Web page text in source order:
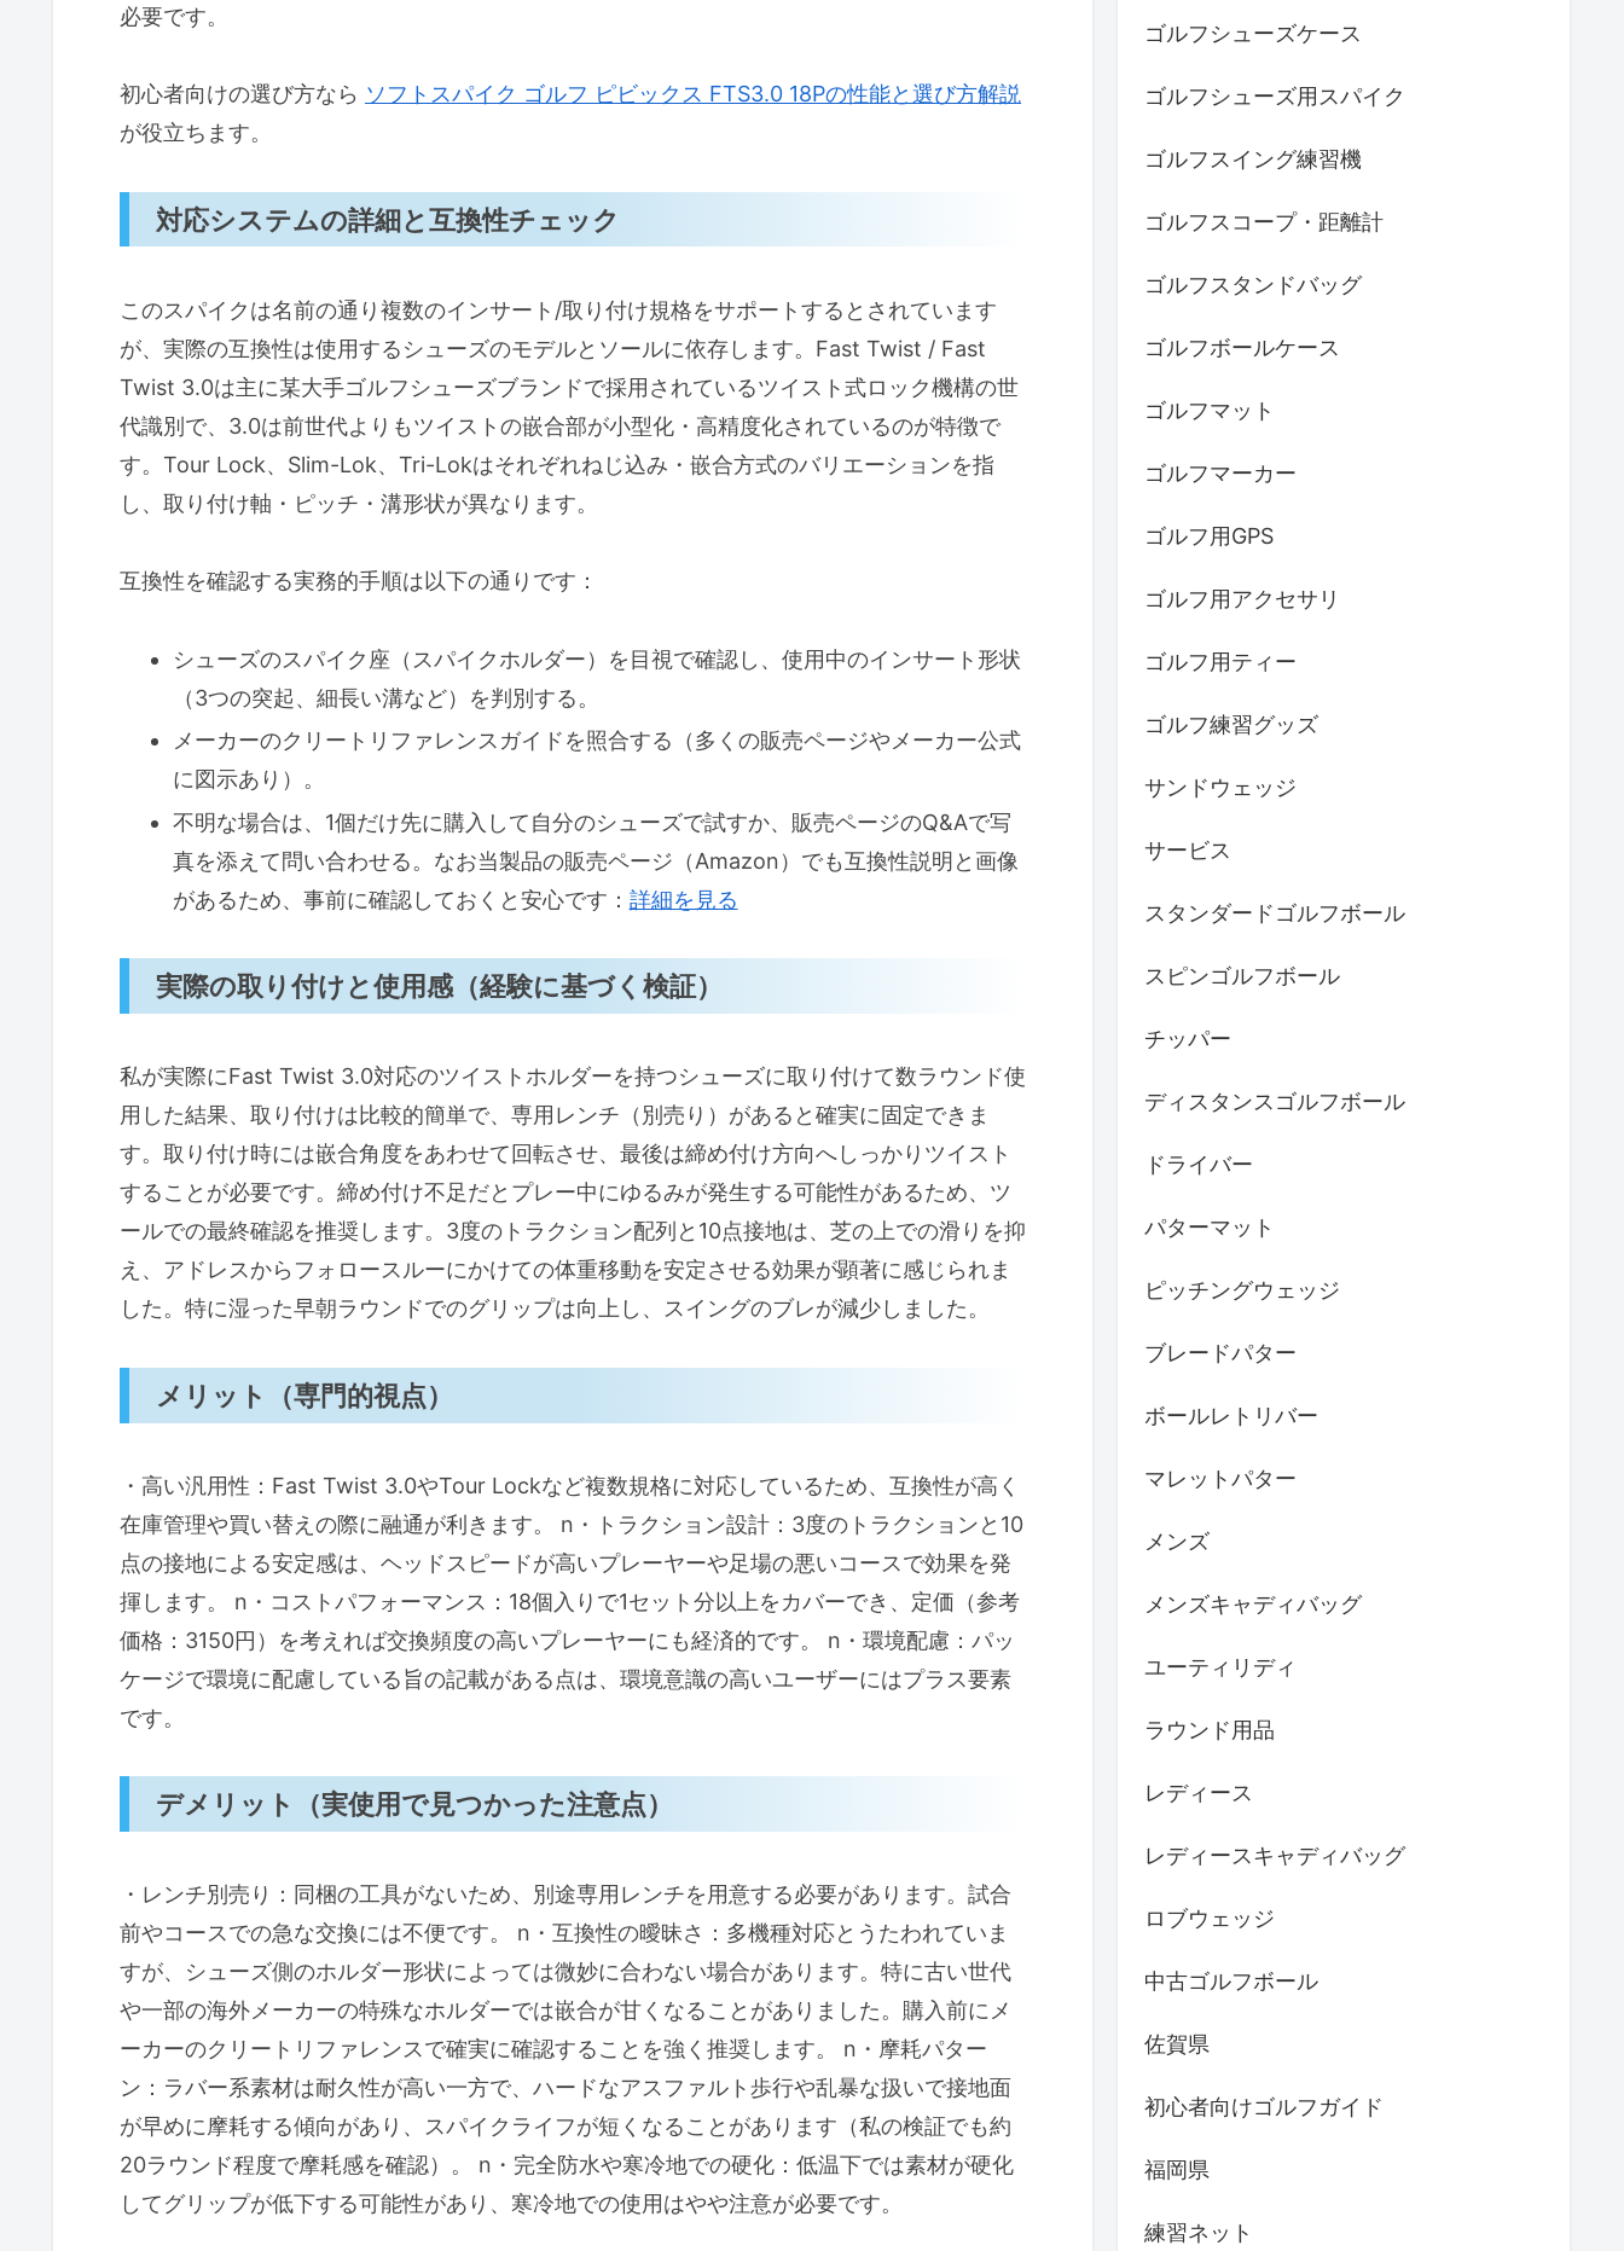
必要です。
初心者向けの選び方なら ソフトスパイク ゴルフ ピビックス FTS3.0 18Pの性能と選び方解説
が役立ちます。
対応システムの詳細と互換性チェック
このスパイクは名前の通り複数のインサート/取り付け規格をサポートするとされています
が、実際の互換性は使用するシューズのモデルとソールに依存します。Fast Twist / Fast
Twist 3.0は主に某大手ゴルフシューズブランドで採用されているツイスト式ロック機構の世
代識別で、3.0は前世代よりもツイストの嵌合部が小型化・高精度化されているのが特徴で
す。Tour Lock、Slim-Lok、Tri-Lokはそれぞれねじ込み・嵌合方式のバリエーションを指
し、取り付け軸・ピッチ・溝形状が異なります。
互換性を確認する実務的手順は以下の通りです：
シューズのスパイク座（スパイクホルダー）を目視で確認し、使用中のインサート形状
（3つの突起、細長い溝など）を判別する。
メーカーのクリートリファレンスガイドを照合する（多くの販売ページやメーカー公式
に図示あり）。
不明な場合は、1個だけ先に購入して自分のシューズで試すか、販売ページのQ&Aで写
真を添えて問い合わせる。なお当製品の販売ページ（Amazon）でも互換性説明と画像
があるため、事前に確認しておくと安心です： 詳細を見る
実際の取り付けと使用感（経験に基づく検証）
私が実際にFast Twist 3.0対応のツイストホルダーを持つシューズに取り付けて数ラウンド使
用した結果、取り付けは比較的簡単で、専用レンチ（別売り）があると確実に固定できま
す。取り付け時には嵌合角度をあわせて回転させ、最後は締め付け方向へしっかりツイスト
することが必要です。締め付け不足だとプレー中にゆるみが発生する可能性があるため、ツ
ールでの最終確認を推奨します。3度のトラクション配列と10点接地は、芝の上での滑りを抑
え、アドレスからフォロースルーにかけての体重移動を安定させる効果が顕著に感じられま
した。特に湿った早朝ラウンドでのグリップは向上し、スイングのブレが減少しました。
メリット（専門的視点）
・高い汎用性：Fast Twist 3.0やTour Lockなど複数規格に対応しているため、互換性が高く
在庫管理や買い替えの際に融通が利きます。 n・トラクション設計：3度のトラクションと10
点の接地による安定感は、ヘッドスピードが高いプレーヤーや足場の悪いコースで効果を発
揮します。 n・コストパフォーマンス：18個入りで1セット分以上をカバーでき、定価（参考
価格：3150円）を考えれば交換頻度の高いプレーヤーにも経済的です。 n・環境配慮：パッ
ケージで環境に配慮している旨の記載がある点は、環境意識の高いユーザーにはプラス要素
です。
デメリット（実使用で見つかった注意点）
・レンチ別売り：同梱の工具がないため、別途専用レンチを用意する必要があります。試合
前やコースでの急な交換には不便です。 n・互換性の曖昧さ：多機種対応とうたわれていま
すが、シューズ側のホルダー形状によっては微妙に合わない場合があります。特に古い世代
や一部の海外メーカーの特殊なホルダーでは嵌合が甘くなることがありました。購入前にメ
ーカーのクリートリファレンスで確実に確認することを強く推奨します。 n・摩耗パター
ン：ラバー系素材は耐久性が高い一方で、ハードなアスファルト歩行や乱暴な扱いで接地面
が早めに摩耗する傾向があり、スパイクライフが短くなることがあります（私の検証でも約
20ラウンド程度で摩耗感を確認）。 n・完全防水や寒冷地での硬化：低温下では素材が硬化
してグリップが低下する可能性があり、寒冷地での使用はやや注意が必要です。
ゴルフシューズケース
ゴルフシューズ用スパイク
ゴルフスイング練習機
ゴルフスコープ・距離計
ゴルフスタンドバッグ
ゴルフボールケース
ゴルフマット
ゴルフマーカー
ゴルフ用GPS
ゴルフ用アクセサリ
ゴルフ用ティー
ゴルフ練習グッズ
サンドウェッジ
サービス
スタンダードゴルフボール
スピンゴルフボール
チッパー
ディスタンスゴルフボール
ドライバー
パターマット
ピッチングウェッジ
ブレードパター
ボールレトリバー
マレットパター
メンズ
メンズキャディバッグ
ユーティリディ
ラウンド用品
レディース
レディースキャディバッグ
ロブウェッジ
中古ゴルフボール
佐賀県
初心者向けゴルフガイド
福岡県
練習ネット